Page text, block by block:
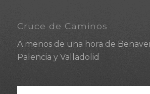
Cruce de Caminos
A menos de una hora de
Palencia y Valladolid